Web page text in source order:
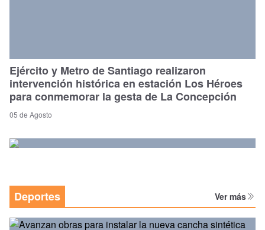
Ejército y Metro de Santiago realizaron
intervención histórica en estación Los Héroes
para conmemorar la gesta de La Concepción
05 de Agosto
Deportes Ver más